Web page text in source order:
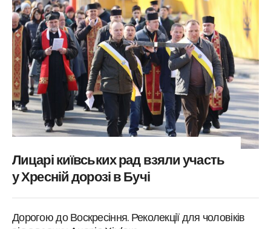
Лицарі київських рад взяли участь
у Хресній дорозі в Бучі
Дорогою до Воскресіння. Реколекції для чоловіків